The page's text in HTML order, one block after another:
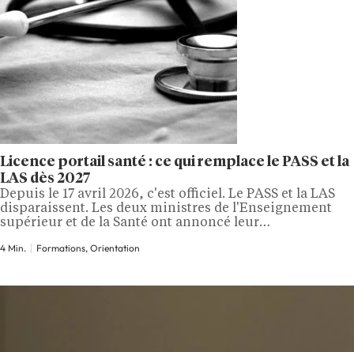
Licence portail santé : ce qui remplace le PASS et la
LAS dès 2027
Depuis le 17 avril 2026, c'est officiel. Le PASS et la LAS
disparaissent. Les deux ministres de l'Enseignement
supérieur et de la Santé ont annoncé leur
baptisée « licence portail santé ». Pour les lycéens qui
4 Min. Formations, Orientation